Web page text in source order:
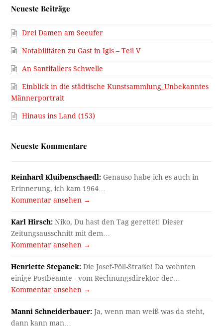
Neueste Beiträge
Drei Damen am Seeufer
Notabilitäten zu Gast in Igls – Teil V
An Santifallers Schwelle
Einblick in die städtische Kunstsammlung_Unbekanntes
Männerportrait
Hinaus ins Land (153)
Neueste Kommentare
Reinhard Kluibenschaedl: Genauso habe ich es auch in
Erinnerung, ich kam 1964…
Kommentar ansehen →
Karl Hirsch: Niko, Du hast den Tag gerettet! Dieser
Zeitungsausschnitt mit dem…
Kommentar ansehen →
Henriette Stepanek: Die Josef-Pöll-Straße! Da wohnten
einige Postbeamte - vom Rechnungsdirektor der…
Kommentar ansehen →
Manni Schneiderbauer: Ja, wenn man weiß was da steht,
dann kann man…